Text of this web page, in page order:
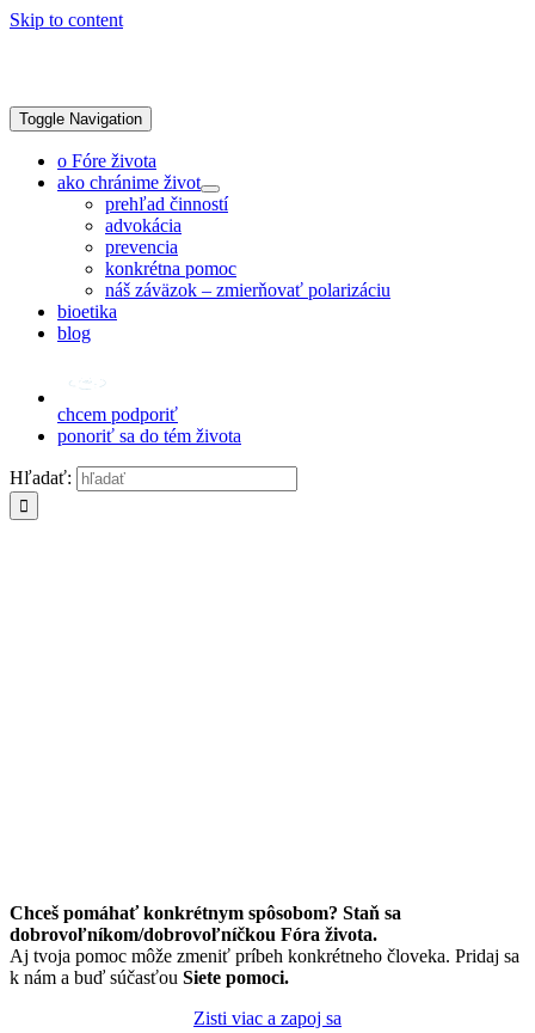
Skip to content
Toggle Navigation
o Fóre života
ako chránime život
prehľad činností
advokácia
prevencia
konkrétna pomoc
náš záväzok – zmierňovať polarizáciu
bioetika
blog
chcem podporiť
ponoriť sa do tém života
Hľadať:
Chceš pomáhať konkrétnym spôsobom? Staň sa
dobrovoľníkom/dobrovoľníčkou Fóra života.
Aj tvoja pomoc môže zmeniť príbeh konkrétneho človeka. Pridaj sa
k nám a buď súčasťou Siete pomoci.
Zisti viac a zapoj sa